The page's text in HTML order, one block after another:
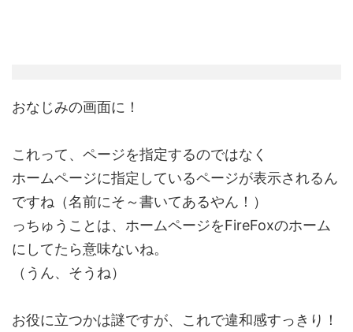
おなじみの画面に！
これって、ページを指定するのではなく
ホームページに指定しているページが表示されるん
ですね（名前にそ～書いてあるやん！）
っちゅうことは、ホームページをFireFoxのホーム
にしてたら意味ないね。
（うん、そうね）
お役に立つかは謎ですが、これで違和感すっきり！